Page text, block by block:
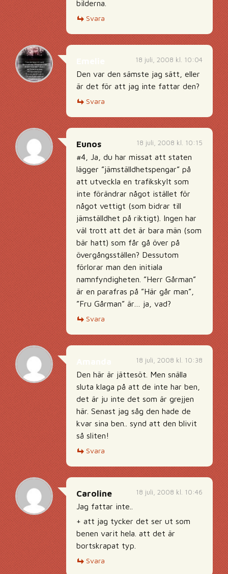
bilderna.
Svara
18 juli, 2008 kl. 10:04
Den var den sämste jag sätt, eller
är det för att jag inte fattar den?
Svara
18 juli, 2008 kl. 10:15
Eunos
#4, Ja, du har missat att staten
lägger ”jämställdhetspengar” på
att utveckla en trafikskylt som
inte förändrar något istället för
något vettigt (som bidrar till
jämställdhet på riktigt). Ingen har
väl trott att det är bara män (som
bär hatt) som får gå över på
övergångsställen? Dessutom
förlorar man den initiala
namnfyndigheten. ”Herr Gårman”
är en parafras på ”Här går man”,
”Fru Gårman” är… ja, vad?
Svara
18 juli, 2008 kl. 10:38
Den här är jättesöt. Men snälla
sluta klaga på att de inte har ben,
det är ju inte det som är grejjen
här. Senast jag såg den hade de
kvar sina ben.. synd att den blivit
så sliten!
Svara
18 juli, 2008 kl. 10:46
Caroline
Jag fattar inte..
+ att jag tycker det ser ut som
benen varit hela. att det är
bortskrapat typ.
Svara